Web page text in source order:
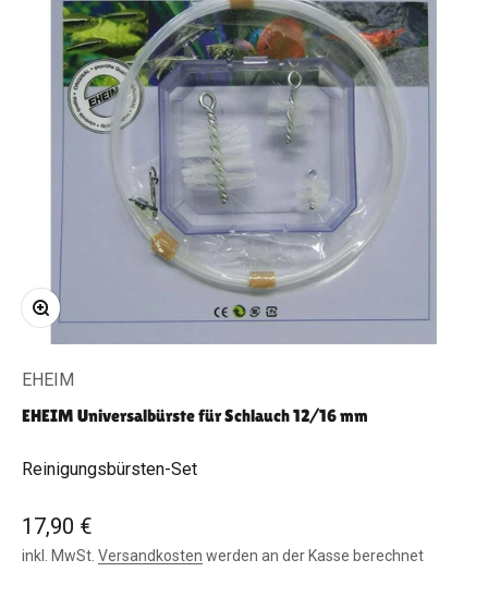
Bild vergrößern
EHEIM
EHEIM Universalbürste für Schlauch 12/16 mm
Reinigungsbürsten-Set
Angebot
17,90 €
inkl. MwSt. Versandkosten werden an der Kasse berechnet